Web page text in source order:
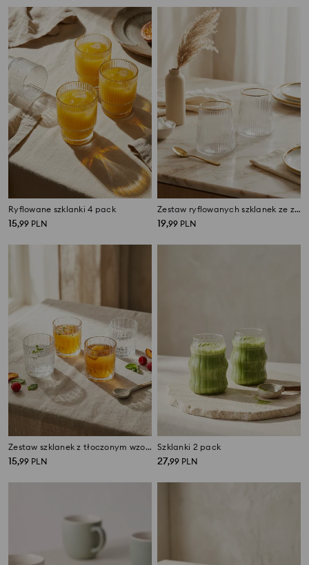
Ryflowane szklanki 4 pack
15,99 PLN
Zestaw ryflowanych szklanek ze złotą obwódką 2 pack
19,99 PLN
Zestaw szklanek z tłoczonym wzorem 4 pack
15,99 PLN
Szklanki 2 pack
27,99 PLN